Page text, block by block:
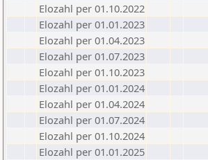
Elozahl per 01.10.2022
Elozahl per 01.01.2023
Elozahl per 01.04.2023
Elozahl per 01.07.2023
Elozahl per 01.10.2023
Elozahl per 01.01.2024
Elozahl per 01.04.2024
Elozahl per 01.07.2024
Elozahl per 01.10.2024
Elozahl per 01.01.2025